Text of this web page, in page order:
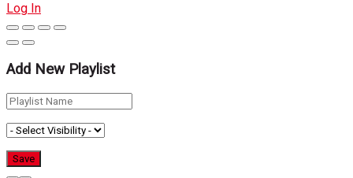
Log In
Add New Playlist